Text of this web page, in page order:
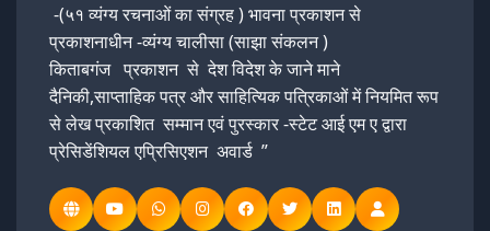
-(५१ व्यंग्य रचनाओं का संग्रह ) भावना प्रकाशन से
प्रकाशनाधीन -व्यंग्य चालीसा (साझा संकलन )
किताबगंज प्रकाशन से देश विदेश के जाने माने
दैनिकी,साप्ताहिक पत्र और साहित्यिक पत्रिकाओं में नियमित रूप
से लेख प्रकाशित सम्मान एवं पुरस्कार -स्टेट आई एम ए द्वारा
प्रेसिडेंशियल एप्रिसिएशन अवार्ड ”